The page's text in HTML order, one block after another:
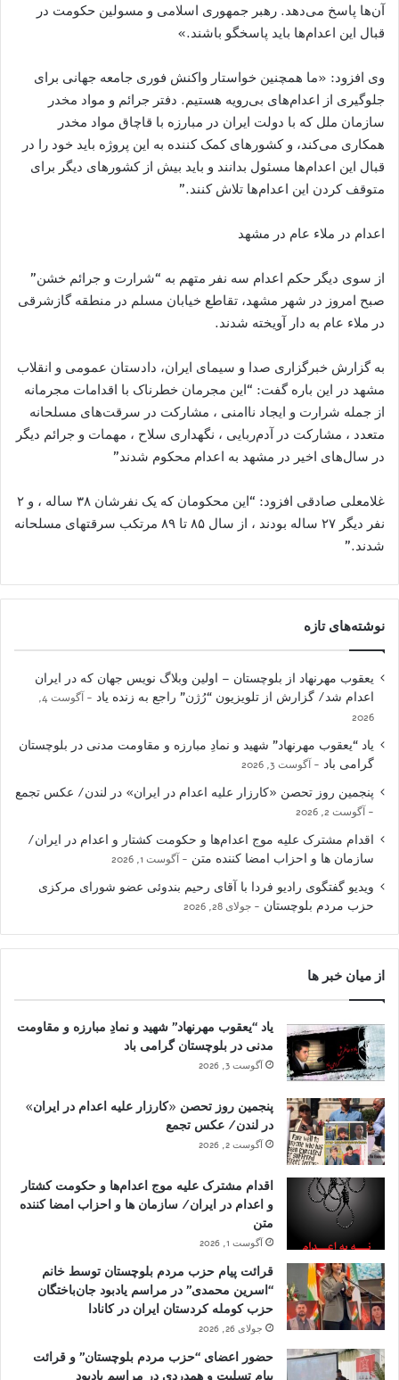
آن‌ها پاسخ می‌دهد. رهبر جمهوری اسلامی و مسولین حکومت در
قبال این اعدام‌ها باید پاسخگو باشند.»
وی افزود: «ما همچنین خواستار واکنش فوری جامعه جهانی برای
جلوگیری از اعدام‌های بی‌رویه هستیم. دفتر جرائم و مواد مخدر
سازمان ملل که با دولت ایران در مبارزه با قاچاق مواد مخدر
همکاری می‌کند، و کشور‌های کمک کننده به این پروژه باید خود را در
قبال این اعدام‌ها مسئول بدانند و باید بیش از کشور‌های دیگر برای
متوقف کردن این اعدام‌ها تلاش کنند.”
اعدام در ملاء عام در مشهد
از سوى ديگر حکم اعدام سه نفر متهم به “شرارت و جرائم خشن”
صبح امروز در شهر مشهد، تقاطع خیابان مسلم در منطقه گازشرقی
در ملاء عام به دار آویخته شدند.
به گزارش خبرگزاری صدا و سیماى ايران، دادستان عمومی و انقلاب
مشهد در این باره گفت: “این مجرمان خطرناک با اقدامات مجرمانه
از جمله شرارت و ایجاد ناامنی ‌، مشارکت در سرقت‌های مسلحانه
متعدد ، مشارکت در آدم‌ربایی ، نگهداری سلاح ، مهمات و جرائم دیگر
در سال‌های اخیر در مشهد به اعدام محکوم شدند”
غلامعلی صادقی افزود: “این محکومان که یک نفرشان ۳۸ ساله ، و ۲
نفر دیگر ۲۷ ساله بودند ، از سال ۸۵ تا ۸۹ مرتکب سرقتهای مسلحانه
شدند.”
نوشته‌های تازه
یعقوب مهرنهاد از بلوچستان – اولین وبلاگ نویس جهان که در ایران
اعدام شد/ گزارش از تلویزیون “رُژن” راجع به زنده یاد
آگوست 4,
2026
یاد “یعقوب مهرنهاد” شهید و نمادِ مبارزه و مقاومت مدنی در بلوچستان
گرامی باد
آگوست 3, 2026
پنجمین روز تحصن «کارزار علیه اعدام در ایران» در لندن/ عکس تجمع
آگوست 2, 2026
اقدام مشترک علیه موج اعدام‌ها و حکومت کشتار و اعدام در ایران/
سازمان ها و احزاب امضا کننده متن
آگوست 1, 2026
ویدیو گفتگوی رادیو فردا با آقای رحیم بندوئی عضو شورای مرکزی
حزب مردم بلوچستان
جولای 28, 2026
از میان خبر ها
یاد “یعقوب مهرنهاد” شهید و نمادِ مبارزه و مقاومت
مدنی در بلوچستان گرامی باد
آگوست 3, 2026
پنجمین روز تحصن «کارزار علیه اعدام در ایران»
در لندن/ عکس تجمع
آگوست 2, 2026
اقدام مشترک علیه موج اعدام‌ها و حکومت کشتار
و اعدام در ایران/ سازمان ها و احزاب امضا کننده
متن
آگوست 1, 2026
قرائت پیام حزب مردم بلوچستان توسط خانم
“اسرین محمدی” در مراسم یادبود جان‌باختگان
حزب کومله کردستان ایران در کانادا
جولای 26, 2026
حضور اعضای “حزب مردم بلوچستان” و قرائت
پیام تسلیت و همدردی در مراسم یادبود